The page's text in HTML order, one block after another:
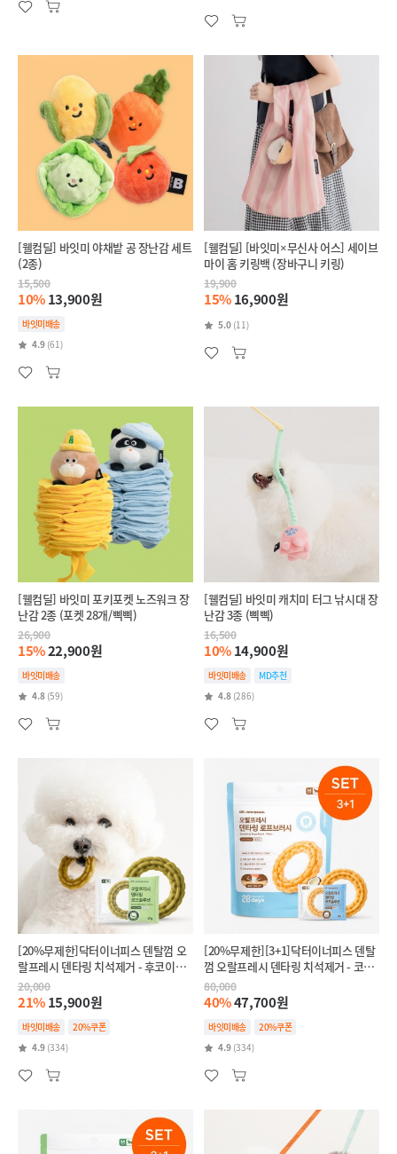
[웰컴딜] 바잇미 야채밭 공 장난감 세트
(2종)
15,500
10%13,900원
바잇미배송
4.9 (61)
[웰컴딜] [바잇미×무신사 어스] 세이브
마이 홈 키링백 (장바구니 키링)
19,900
15%16,900원
5.0 (11)
[웰컴딜] 바잇미 포키포켓 노즈워크 장
난감 2종 (포켓 28개/삑삑)
26,900
15%22,900원
바잇미배송
4.8 (59)
[웰컴딜] 바잇미 캐치미 터그 낚시대 장
난감 3종 (삑삑)
16,500
10%14,900원
바잇미배송
MD추천
4.8 (286)
[20%무제한]닥터이너피스 덴탈껌 오
랄프레시 덴타링 치석제거 - 후코이단
(인텐시브,항산화)
20,000
21%15,900원
바잇미배송
20%쿠폰
4.9 (334)
[20%무제한][3+1]닥터이너피스 덴탈
껌 오랄프레시 덴타링 치석제거 - 코코
넛(릴랙스,스트레스완화)
80,000
40%47,700원
바잇미배송
20%쿠폰
4.9 (334)